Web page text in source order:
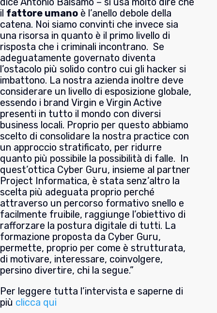
il fattore umano è l’anello debole della
catena. Noi siamo convinti che invece sia
una risorsa in quanto è il primo livello di
risposta che i criminali incontrano. Se
adeguatamente governato diventa
l’ostacolo più solido contro cui gli hacker si
imbattono. La nostra azienda inoltre deve
considerare un livello di esposizione globale,
essendo i brand Virgin e Virgin Active
presenti in tutto il mondo con diversi
business locali. Proprio per questo abbiamo
scelto di consolidare la nostra practice con
un approccio stratificato, per ridurre
quanto più possibile la possibilità di falle. In
quest’ottica Cyber Guru, insieme al partner
Project Informatica, è stata senz’altro la
scelta più adeguata proprio perché
attraverso un percorso formativo snello e
facilmente fruibile, raggiunge l’obiettivo di
rafforzare la postura digitale di tutti. La
formazione proposta da Cyber Guru,
permette, proprio per come è strutturata,
di motivare, interessare, coinvolgere,
persino divertire, chi la segue.”
Per leggere tutta l’intervista e saperne di
più clicca qui